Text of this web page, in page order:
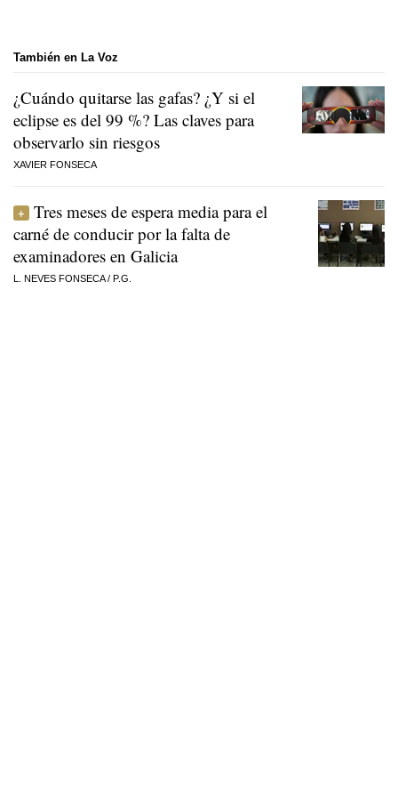
También en La Voz
¿Cuándo quitarse las gafas? ¿Y si el
eclipse es del 99 %? Las claves para
observarlo sin riesgos
XAVIER FONSECA
Tres meses de espera media para el
carné de conducir por la falta de
examinadores en Galicia
L. NEVES FONSECA/ P.G.